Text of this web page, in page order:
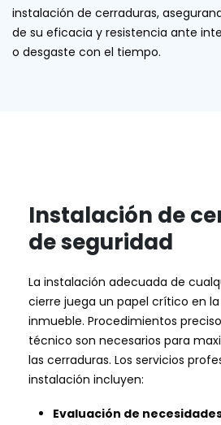
instalación de cerraduras,
de su eficacia y resistencia ante
o desgaste con el tiempo.
Instalación de
de seguridad
La instalación adecuada de
cierre juega un papel crítico en
inmueble. Procedimientos
técnico son necesarios para
las cerraduras. Los servicios
instalación incluyen:
Evaluación de